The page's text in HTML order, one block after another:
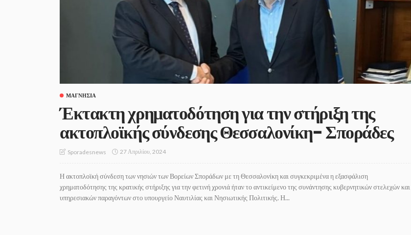
ΜΑΓΝΗΣΊΑ
Έκτακτη χρηματοδότηση για την στήριξη της
ακτοπλοϊκής σύνδεσης Θεσσαλονίκη- Σποράδες
Sporadesnews 27 Απριλίου, 2024
Η ακτοπλοϊκή σύνδεση των νησιών των Βορείων Σποράδων με τη Θεσσαλονίκη και συγκεκριμένα η εξασφάλιση
χρηματοδότησης της κρατικής στήριξης για την φετινή χρονιά ήταν το αντικείμενο της συνάντησης κυβερνητικών στελεχών και
υπηρεσιακών παραγόντων στο υπουργείο Ναυτιλίας και Νησιωτικής Πολιτικής. Η...